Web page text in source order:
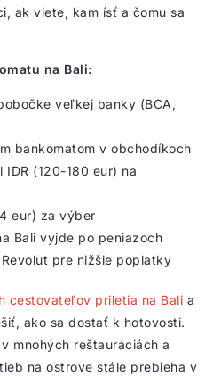
ak viete, kam ísť a čomu sa
na Bali:
veľkej banky (BCA,
bankomatom v obchodíkoch
(120-180 eur) na
eur) za výber
Bali vyjde po peniazoch
pre nižšie poplatky
cestovateľov priletia na Bali a
ako sa dostať k hotovosti.
mnohých reštauráciách a
na ostrove stále prebieha v